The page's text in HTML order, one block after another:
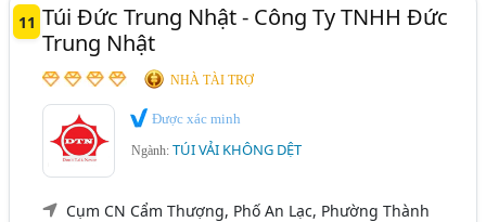
11 Túi Đức Trung Nhật - Công Ty TNHH Đức
Trung Nhật
NHÀ TÀI TRỢ
Được xác minh
Ngành:TÚI VẢI KHÔNG DỆT
Cụm CN Cẩm Thượng, Phố An Lạc, Phường Thành